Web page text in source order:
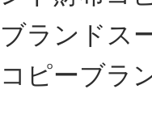
ブランドス
コピーブラ